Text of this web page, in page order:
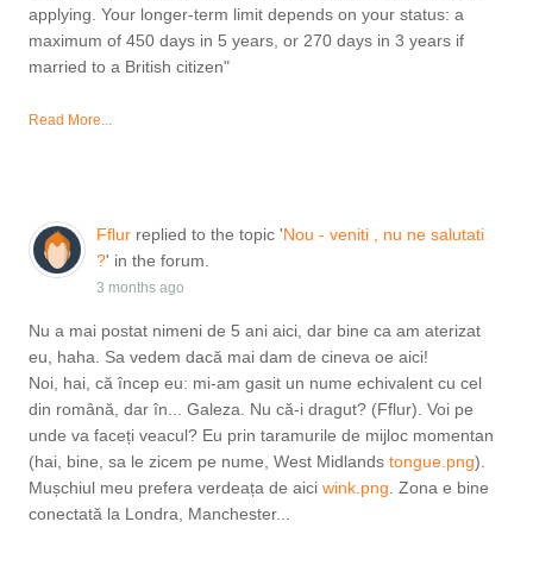
applying. Your longer-term limit depends on your status: a
maximum of 450 days in 5 years, or 270 days in 3 years if
married to a British citizen"
Read More...
Fflurreplied to the topic 'Nou - veniti , nu ne salutati
?' in the forum.
3 months ago
Nu a mai postat nimeni de 5 ani aici, dar bine ca am aterizat
eu, haha. Sa vedem dacă mai dam de cineva oe aici!
Noi, hai, că încep eu: mi-am gasit un nume echivalent cu cel
din română, dar în... Galeza. Nu că-i dragut? (Fflur). Voi pe
unde va faceți veacul? Eu prin taramurile de mijloc momentan
(hai, bine, sa le zicem pe nume, West Midlands tongue.png).
Mușchiul meu prefera verdeața de aici wink.png . Zona e bine
conectată la Londra, Manchester...